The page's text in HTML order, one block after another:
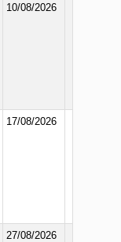
10/08/2026
17/08/2026
27/08/2026